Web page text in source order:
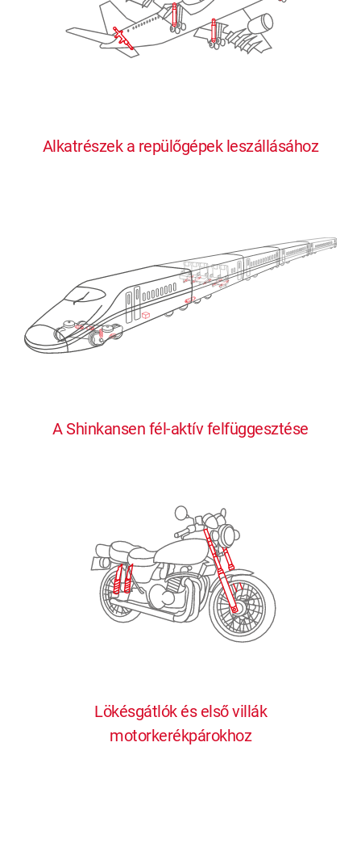
Alkatrészek a repülőgépek leszállásához
A Shinkansen fél-aktív felfüggesztése
Lökésgátlók és első villák
motorkerékpárokhoz
0 1
2
0
3
4
6
7
0
2
3
4
6
7
0
2
3
4
6
7
0
2
3
4
6
7
0
3
4
6